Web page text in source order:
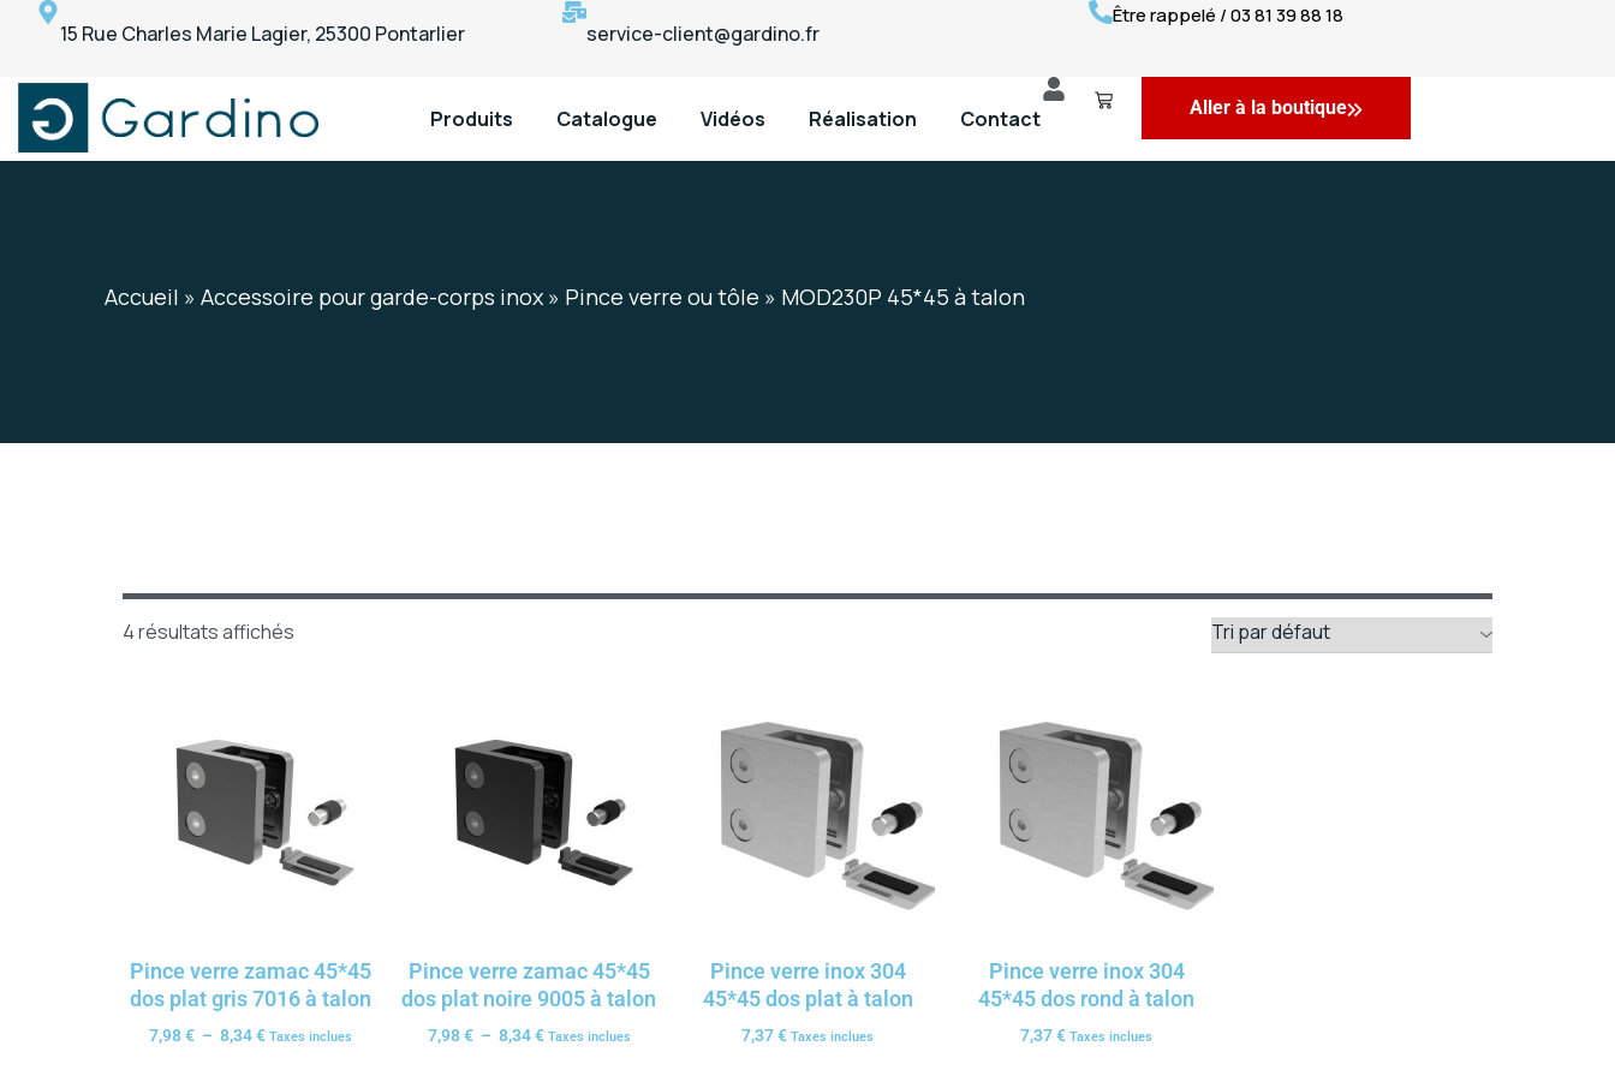
15 Rue Charles Marie Lagier, 25300 Pontarlier service-client@gardino.fr
Être rappelé / 03 81 39 88 18
Produits Catalogue Vidéos Réalisation Contact Aller à la boutique
Accueil » Accessoire pour garde-corps inox » Pince verre ou tôle » MOD230P 45*45 à talon
4 résultats affichés
Pince verre zamac 45*45
dos plat gris 7016 à talon
7,98€ – 8,34€ Taxes inclues
Pince verre zamac 45*45
dos plat noire 9005 à talon
7,98€ – 8,34€ Taxes inclues
Pince verre inox 304
45*45 dos plat à talon
7,37€ Taxes inclues
Pince verre inox 304
45*45 dos rond à talon
7,37€ Taxes inclues